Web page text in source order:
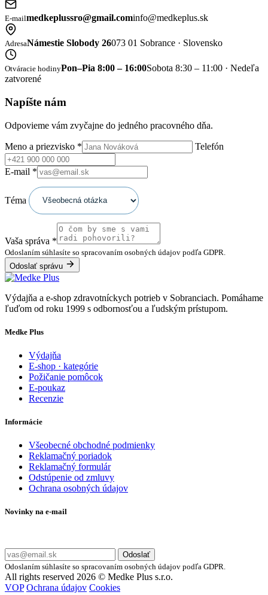
E-mailmedkeplussro@gmail.cominfo@medkeplus.sk
AdresaNámestie Slobody 26073 01 Sobrance · Slovensko
Otváracie hodinyPon–Pia 8:00 – 16:00Sobota 8:30 – 11:00 · Nedeľa
zatvorené
Napíšte nám
Odpovieme vám zvyčajne do jedného pracovného dňa.
Meno a priezvisko * Telefón
E-mail *
Téma
Vaša správa *
Odoslaním súhlasíte so spracovaním osobných údajov podľa GDPR.
Odoslať správu
Výdajňa a e-shop zdravotníckych potrieb v Sobranciach. Pomáhame
ľuďom od roku 1999 s odbornosťou a ľudským prístupom.
Medke Plus
Výdajňa
E-shop · kategórie
Požičanie pomôcok
E-poukaz
Recenzie
Informácie
Všeobecné obchodné podmienky
Reklamačný poriadok
Reklamačný formulár
Odstúpenie od zmluvy
Ochrana osobných údajov
Novinky na e-mail
Odoslať
Odoslaním súhlasíte so spracovaním osobných údajov podľa GDPR.
All rights reserved 2026 © Medke Plus s.r.o.
VOP Ochrana údajov Cookies